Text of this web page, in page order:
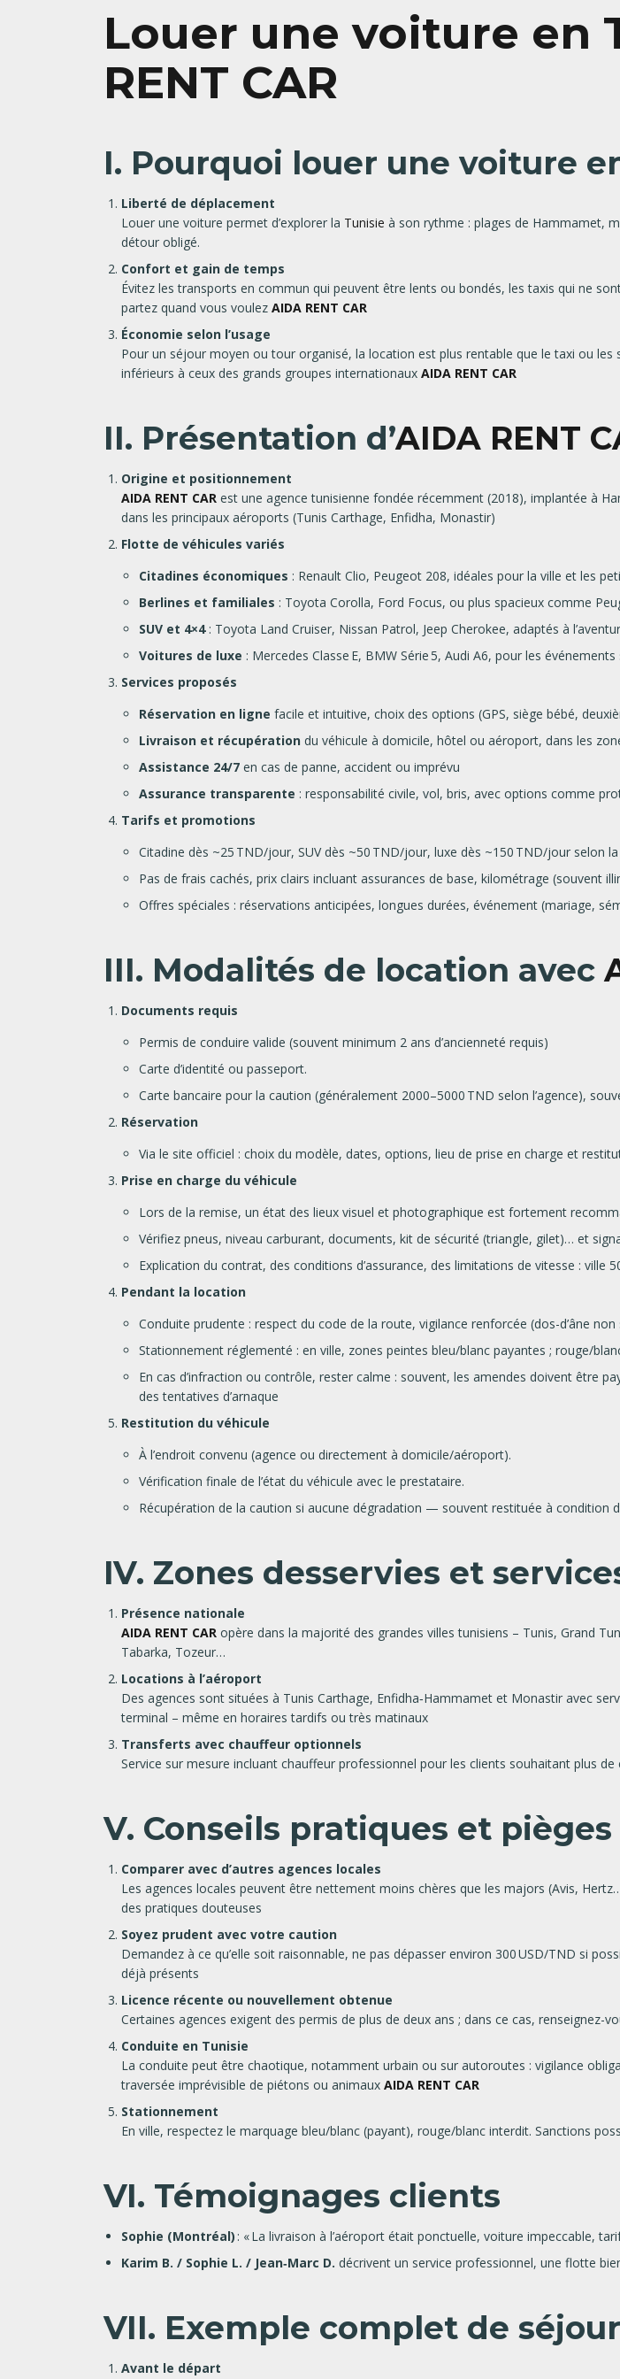
Louer une voiture en
RENT CAR
I. Pourquoi louer une voiture
Liberté de déplacement
Louer une voiture permet d’explorer la Tunisie à son rythme : plages de Hammamet,
détour obligé.
Confort et gain de temps
Évitez les transports en commun qui peuvent être lents ou bondés, les taxis qui ne
partez quand vous voulez AIDA RENT CAR
Économie selon l’usage
Pour un séjour moyen ou tour organisé, la location est plus rentable que le taxi ou les
inférieurs à ceux des grands groupes internationaux AIDA RENT CAR
II. Présentation d’AIDA RENT
Origine et positionnement
AIDA RENT CAR est une agence tunisienne fondée récemment (2018), implantée à
dans les principaux aéroports (Tunis Carthage, Enfidha, Monastir)
Flotte de véhicules variés
Citadines économiques : Renault Clio, Peugeot 208, idéales pour la ville et les
Berlines et familiales : Toyota Corolla, Ford Focus, ou plus spacieux comme
SUV et 4×4: Toyota Land Cruiser, Nissan Patrol, Jeep Cherokee, adaptés à
Voitures de luxe : Mercedes Classe E, BMW Série 5, Audi A6, pour les
Services proposés
Réservation en ligne facile et intuitive, choix des options (GPS, siège bébé,
Livraison et récupération du véhicule à domicile, hôtel ou aéroport, dans les
Assistance 24/7 en cas de panne, accident ou imprévu
Assurance transparente : responsabilité civile, vol, bris, avec options comme
Tarifs et promotions
Citadine dès ~25 TND/jour, SUV dès ~50 TND/jour, luxe dès ~150 TND/jour selon
Pas de frais cachés, prix clairs incluant assurances de base, kilométrage (souvent
Offres spéciales : réservations anticipées, longues durées, événement (mariage,
III. Modalités de location avec
Documents requis
Permis de conduire valide (souvent minimum 2 ans d’ancienneté requis)
Carte d’identité ou passeport.
Carte bancaire pour la caution (généralement 2000–5000 TND selon l’agence),
Réservation
Via le site officiel : choix du modèle, dates, options, lieu de prise en charge et
Prise en charge du véhicule
Lors de la remise, un état des lieux visuel et photographique est fortement
Vérifiez pneus, niveau carburant, documents, kit de sécurité (triangle, gilet)… et
Explication du contrat, des conditions d’assurance, des limitations de vitesse : ville
Pendant la location
Conduite prudente : respect du code de la route, vigilance renforcée (dos-d’âne
Stationnement réglementé : en ville, zones peintes bleu/blanc payantes ; rouge/
En cas d’infraction ou contrôle, rester calme : souvent, les amendes doivent être
des tentatives d’arnaque
Restitution du véhicule
À l’endroit convenu (agence ou directement à domicile/aéroport).
Vérification finale de l’état du véhicule avec le prestataire.
Récupération de la caution si aucune dégradation — souvent restituée à condition
IV. Zones desservies et
Présence nationale
AIDA RENT CAR opère dans la majorité des grandes villes tunisiens – Tunis, Grand
Tabarka, Tozeur…
Locations à l’aéroport
Des agences sont situées à Tunis Carthage, Enfidha‑Hammamet et Monastir avec
terminal – même en horaires tardifs ou très matinaux
Transferts avec chauffeur optionnels
Service sur mesure incluant chauffeur professionnel pour les clients souhaitant plus
V. Conseils pratiques et
Comparer avec d’autres agences locales
Les agences locales peuvent être nettement moins chères que les majors (Avis,
des pratiques douteuses
Soyez prudent avec votre caution
Demandez à ce qu’elle soit raisonnable, ne pas dépasser environ 300 USD/TND si
déjà présents
Licence récente ou nouvellement obtenue
Certaines agences exigent des permis de plus de deux ans ; dans ce cas, renseignez-
Conduite en Tunisie
La conduite peut être chaotique, notamment urbain ou sur autoroutes : vigilance
traversée imprévisible de piétons ou animaux AIDA RENT CAR
Stationnement
En ville, respectez le marquage bleu/blanc (payant), rouge/blanc interdit. Sanctions
VI. Témoignages clients
Sophie (Montréal) : « La livraison à l’aéroport était ponctuelle, voiture impeccable,
Karim B. / Sophie L. / Jean‑Marc D. décrivent un service professionnel, une flotte
VII. Exemple complet de séjour
Avant le départ